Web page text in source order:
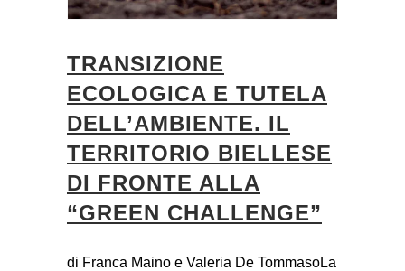
TRANSIZIONE
ECOLOGICA E TUTELA
DELL’AMBIENTE. IL
TERRITORIO BIELLESE
DI FRONTE ALLA
“GREEN CHALLENGE”
di Franca Maino e Valeria De TommasoLa